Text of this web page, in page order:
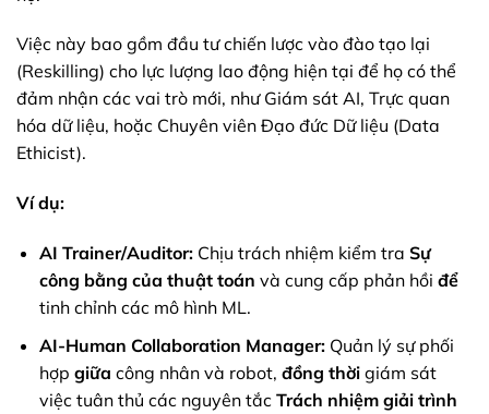
Việc này bao gồm đầu tư chiến lược vào đào tạo lại
(Reskilling) cho lực lượng lao động hiện tại để họ có thể
đảm nhận các vai trò mới, như Giám sát AI, Trực quan
hóa dữ liệu, hoặc Chuyên viên Đạo đức Dữ liệu (Data
Ethicist).
Ví dụ:
AI Trainer/Auditor:Chịu trách nhiệm kiểm tra Sự
công bằng của thuật toán và cung cấp phản hồi để
tinh chỉnh các mô hình ML.
AI-Human Collaboration Manager:Quản lý sự phối
hợp giữa công nhân và robot, đồng thờigiám sát
việc tuân thủ các nguyên tắc Trách nhiệm giải trình